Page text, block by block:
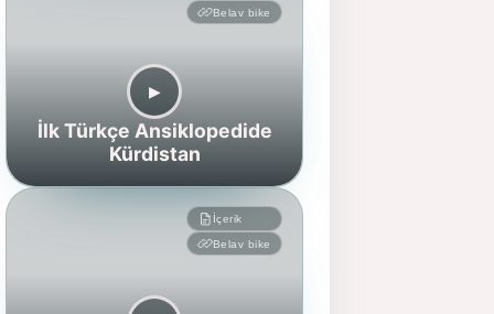
Belav bike
▶︎
İlk Türkçe Ansiklopedide
Kürdistan
İçerik
Belav bike